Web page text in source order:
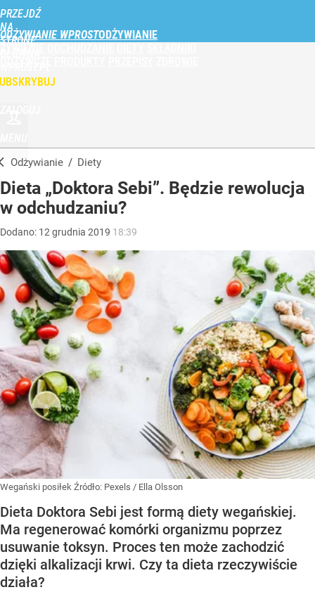
PRZEJDŹ
NA
STRONĘ
ODŻYWIANIE WPROST
Odżywianie / Diety
Dieta „Doktora Sebi”. Będzie rewolucja
w odchudzaniu?
Dodano: 12 grudnia 2019 18:39
Wegański posiłek Źródło: Pexels / Ella Olsson
Dieta Doktora Sebi jest formą diety wegańskiej.
Ma regenerować komórki organizmu poprzez
usuwanie toksyn. Proces ten może zachodzić
dzięki alkalizacji krwi. Czy ta dieta rzeczywiście
działa?